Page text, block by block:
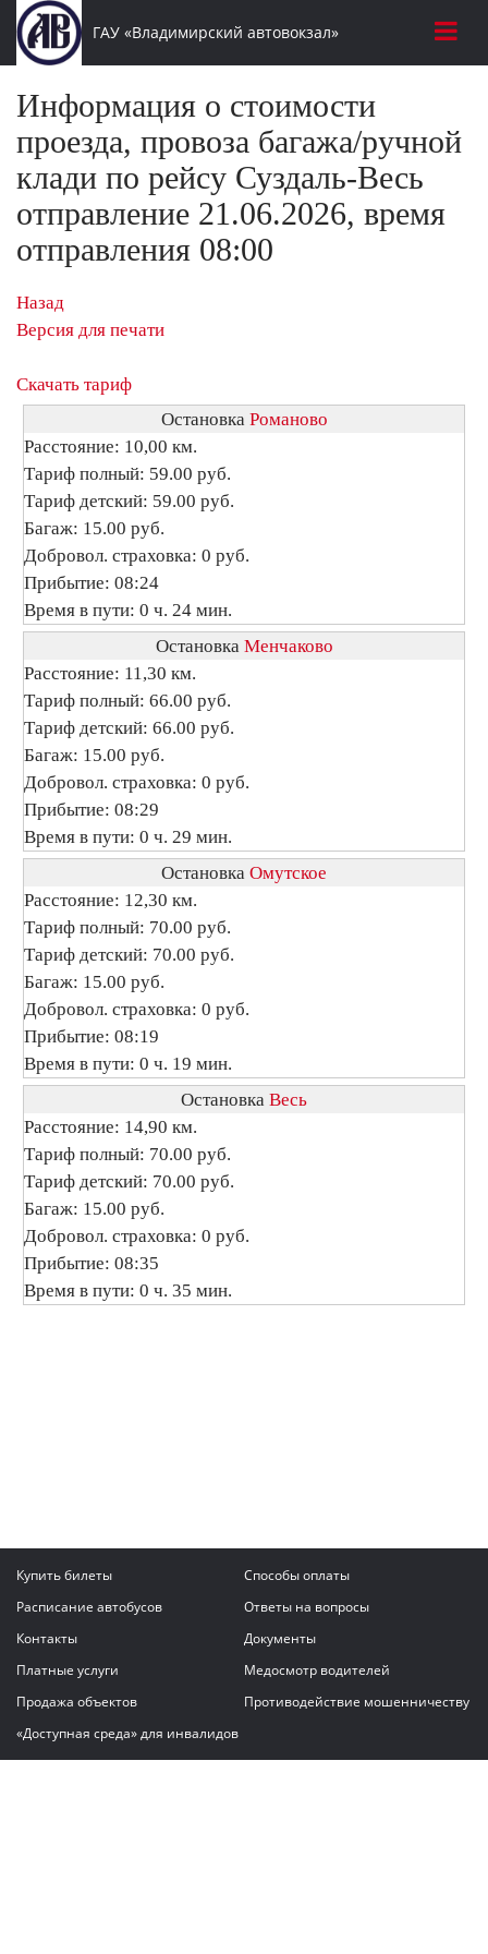
ГАУ «Владимирский автовокзал»
Информация о стоимости
проезда, провоза багажа/ручной
клади по рейсу Суздаль-Весь
отправление 21.06.2026, время
отправления 08:00
Назад
Версия для печати
Скачать тариф
Остановка Романово
Расстояние: 10,00 км.
Тариф полный: 59.00 руб.
Тариф детский: 59.00 руб.
Багаж: 15.00 руб.
Добровол. страховка: 0 руб.
Прибытие: 08:24
Время в пути: 0 ч. 24 мин.
Остановка Менчаково
Расстояние: 11,30 км.
Тариф полный: 66.00 руб.
Тариф детский: 66.00 руб.
Багаж: 15.00 руб.
Добровол. страховка: 0 руб.
Прибытие: 08:29
Время в пути: 0 ч. 29 мин.
Остановка Омутское
Расстояние: 12,30 км.
Тариф полный: 70.00 руб.
Тариф детский: 70.00 руб.
Багаж: 15.00 руб.
Добровол. страховка: 0 руб.
Прибытие: 08:19
Время в пути: 0 ч. 19 мин.
Остановка Весь
Расстояние: 14,90 км.
Тариф полный: 70.00 руб.
Тариф детский: 70.00 руб.
Багаж: 15.00 руб.
Добровол. страховка: 0 руб.
Прибытие: 08:35
Время в пути: 0 ч. 35 мин.
Купить билеты
Способы оплаты
Расписание автобусов
Ответы на вопросы
Контакты
Документы
Платные услуги
Медосмотр водителей
Продажа объектов
Противодействие мошенничеству
«Доступная среда» для инвалидов